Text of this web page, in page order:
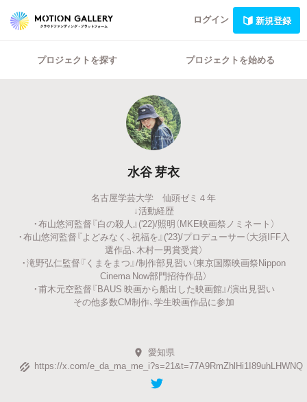
ログイン 新規登録
プロジェクトを探す プロジェクトを始める
水谷 芽衣
名古屋学芸大学 仙頭ゼミ４年
↓活動経歴
・布山悠河監督『白の殺人』('22)/照明（MKE映画祭ノミネート）
・布山悠河監督『よどみなく、祝福を』('23)/プロデューサー（大須IFF入
選作品、木村一男賞受賞）
・滝野弘仁監督『くまをまつ』/制作部見習い（東京国際映画祭Nippon
Cinema Now部門招待作品）
・甫木元空監督『BAUS 映画から船出した映画館』/演出見習い
その他多数CM制作、学生映画作品に参加
愛知県
https://x.com/e_da_ma_me_i?s=21&t=77A9RmZhlHi1I89uhLHWNQ